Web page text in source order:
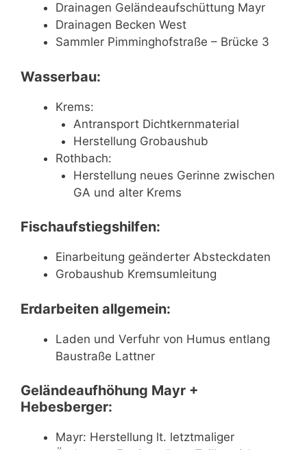
Drainagen Geländeaufschüttung Mayr
Drainagen Becken West
Sammler Pimminghofstraße – Brücke 3
Wasserbau:
Krems:
Antransport Dichtkernmaterial
Herstellung Grobaushub
Rothbach:
Herstellung neues Gerinne zwischen
GA und alter Krems
Fischaufstiegshilfen:
Einarbeitung geänderter Absteckdaten
Grobaushub Kremsumleitung
Erdarbeiten allgemein:
Laden und Verfuhr von Humus entlang
Baustraße Lattner
Geländeaufhöhung Mayr +
Hebesberger:
Mayr: Herstellung lt. letztmaliger